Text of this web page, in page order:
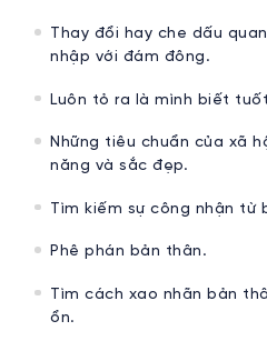
Thay đổi hay che dấu
nhập với đám đông.
Luôn tỏ ra là mình biết
Những tiêu chuẩn của xã
năng và sắc đẹp.
Tìm kiếm sự công nhận từ
Phê phán bản thân.
Tìm cách xao nhãn bản
ổn.